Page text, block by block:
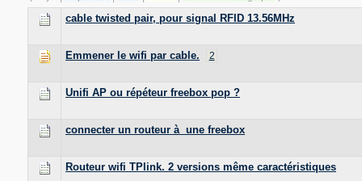
cable twisted pair, pour signal RFID 13.56MHz
Emmener le wifi par cable. 2
Unifi AP ou répéteur freebox pop ?
connecter un routeur à une freebox
Routeur wifi TPlink. 2 versions même caractéristiques